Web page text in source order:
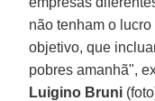
não tenham o lucro
objetivo, que
pobres amanhã",
Luigino Bruni